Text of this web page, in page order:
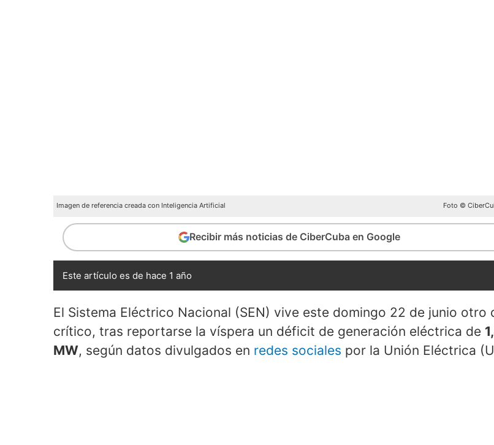
Imagen de referencia creada con Inteligencia Artificial Foto ©
Recibir más noticias de CiberCuba en Google
Este artículo es de hace 1 año
El Sistema Eléctrico Nacional (SEN) vive este domingo 22 de junio otro
crítico, tras reportarse la víspera un déficit de generación eléctrica de
MW, según datos divulgados en redes sociales por la Unión Eléctrica